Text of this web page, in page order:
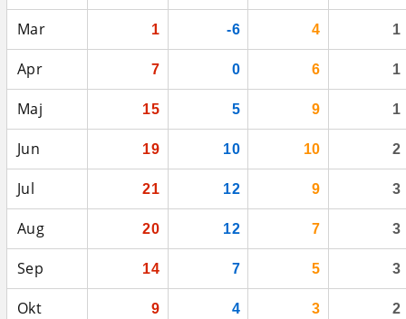
Mar 1 -6 4 1
Apr 7 0 6 1
Maj 15 5 9 1
Jun 19 10 10 2
Jul 21 12 9 3
Aug 20 12 7 3
Sep 14 7 5 3
Okt 9 4 3 2